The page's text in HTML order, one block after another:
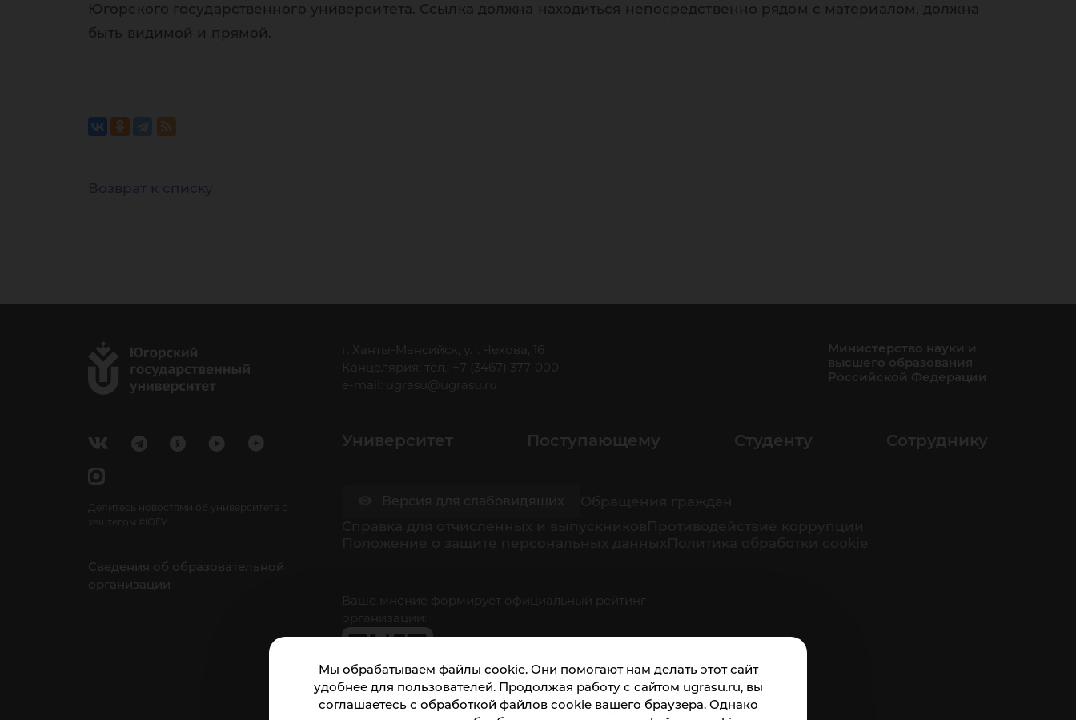
Мы обрабатываем файлы cookie. Они помогают нам делать этот сайт
удобнее для пользователей. Продолжая работу с сайтом ugrasu.ru, вы
соглашаетесь с обработкой файлов cookie вашего браузера. Однако
Югорского государственного университета. Ссылка должна находиться непосредственно рядом с материалом, должна
быть видимой и прямой.
Возврат к списку
Делитесь новостями об университете с
хештегом #ЮГУ
Сведения об образовательной
организации
г. Ханты-Мансийск, ул. Чехова, 16
Канцелярия: тел.: +7 (3467) 377-000
e-mail:
ugrasu@ugrasu.ru
Министерство науки и
высшего образования
Российской Федерации
Университет Поступающему Студенту Сотруднику
Ваше мнение формирует официальный рейтинг
организации: